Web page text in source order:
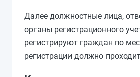
Далее должностные лица,
органы регистрационного
регистрируют граждан по
регистрации должно